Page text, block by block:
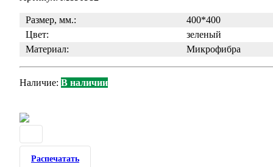
Размер, мм.:
400*400
Цвет:
зеленый
Материал:
Микрофибра
Наличие: В наличии
Распечатать